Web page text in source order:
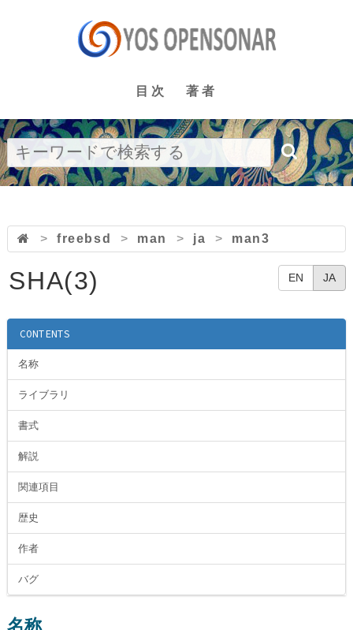
目次 著者
> freebsd > man > ja > man3
EN JA
SHA(3)
CONTENTS
名称
ライブラリ
書式
解説
関連項目
歴史
作者
バグ